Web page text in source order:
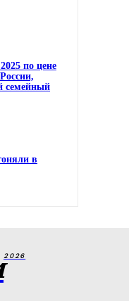
по цене
семейный
в
2026